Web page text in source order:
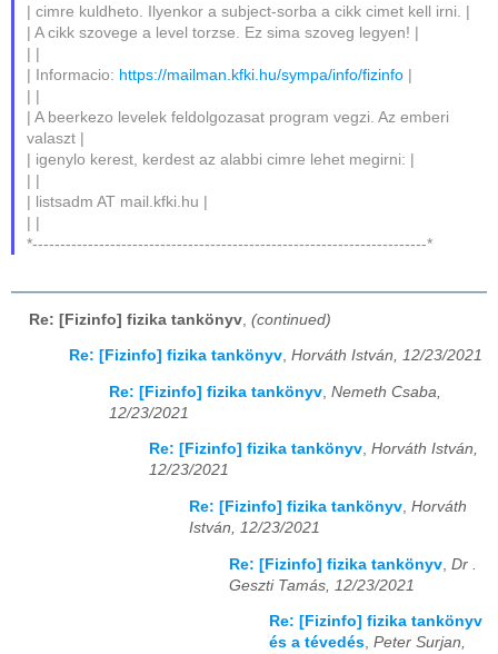
| cimre kuldheto. Ilyenkor a subject-sorba a cikk cimet kell irni. |
| A cikk szovege a level torzse. Ez sima szoveg legyen! |
| Informacio: https://mailman.kfki.hu/sympa/info/fizinfo
| A beerkezo levelek feldolgozasat program vegzi. Az emberi
valaszt |
| igenylo kerest, kerdest az alabbi cimre lehet megirni: |
| listsadm AT mail.kfki.hu |
*-----------------------------------------------------------------------*
Re: [Fizinfo] fizika tankönyv (continued)
Re: [Fizinfo] fizika tankönyv, Horváth István, 12/23/2021
Re: [Fizinfo] fizika tankönyv Nemeth Csaba,
12/23/2021
Re: [Fizinfo] fizika tankönyv, Horváth István,
12/23/2021
Re: [Fizinfo] fizika tankönyv Horváth
István, 12/23/2021
Re: [Fizinfo] fizika tankönyv Dr .
Geszti Tamás, 12/23/2021
Re: [Fizinfo] fizika tankönyv
és a tévedés, Peter Surjan,